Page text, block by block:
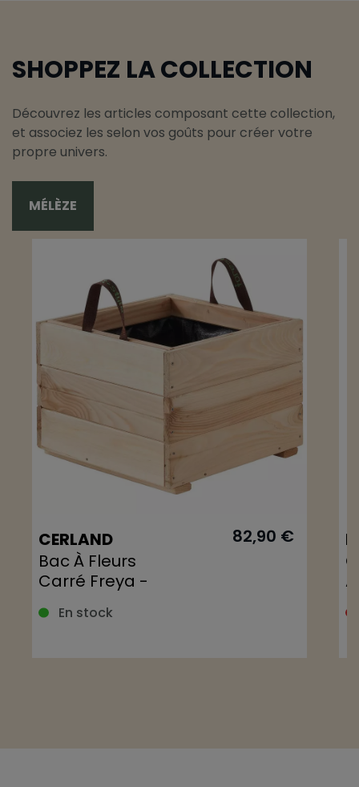
SHOPPEZ LA COLLECTION
Découvrez les articles composant cette collection,
et associez les selon vos goûts pour créer votre
propre univers.
MÉLÈZE
CERLAND
Bac À Fleurs
Carré Freya -
X 28,5 Cm
82,90 €
En stock